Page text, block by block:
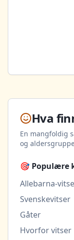
Hva
En mangfoldig
og
🎯 Populære
Allebarna-
Svenskevitser
Gåter
Hvorfor vitser